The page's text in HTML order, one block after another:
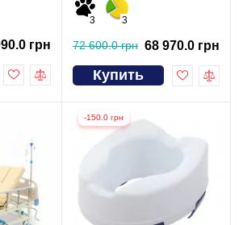
грн
3 3
72 600.0 грн 68 970.0 грн
Купить
-150.0 грн